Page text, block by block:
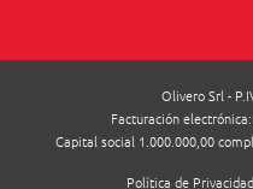
Olivero Srl -
Facturación
Capital social 1.000.000,00
Política de Privacidad